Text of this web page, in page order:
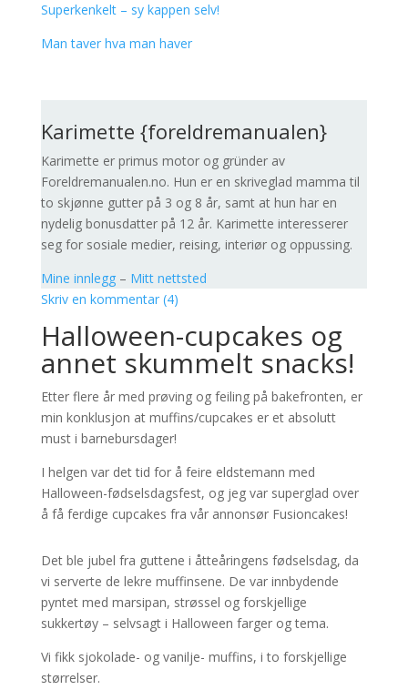
Superkenkelt – sy kappen selv!
Man taver hva man haver
Karimette {foreldremanualen}
Karimette er primus motor og gründer av
Foreldremanualen.no. Hun er en skriveglad mamma til
to skjønne gutter på 3 og 8 år, samt at hun har en
nydelig bonusdatter på 12 år. Karimette interesserer
seg for sosiale medier, reising, interiør og oppussing.
Mine innlegg– Mitt nettsted
Skriv en kommentar (4)
Halloween-cupcakes og
annet skummelt snacks!
Etter flere år med prøving og feiling på bakefronten, er
min konklusjon at muffins/cupcakes er et absolutt
must i barnebursdager!
I helgen var det tid for å feire eldstemann med
Halloween-fødselsdagsfest, og jeg var superglad over
å få ferdige cupcakes fra vår annonsør Fusioncakes!
Det ble jubel fra guttene i åtteåringens fødselsdag, da
vi serverte de lekre muffinsene. De var innbydende
pyntet med marsipan, strøssel og forskjellige
sukkertøy – selvsagt i Halloween farger og tema.
Vi fikk sjokolade- og vanilje- muffins, i to forskjellige
størrelser.